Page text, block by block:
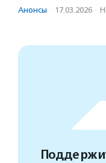
Анонсы · 17.03.2026 ·